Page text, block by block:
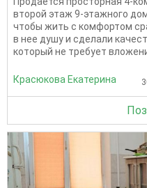
второй этаж 9-этажного
чтобы жить с комфортом
в нее душу и сделали
который не требует
Красюкова Екатерина